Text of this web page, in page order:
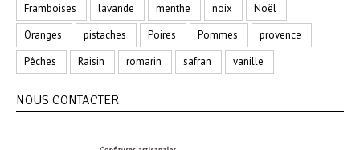
Framboises
lavande menthe noix
Noël
Oranges
pistaches Poires Pommes
provence
Pêches
Raisin romarin safran vanille
NOUS CONTACTER